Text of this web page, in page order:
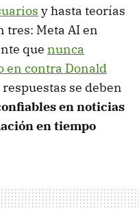
y hasta teorías
tres: Meta AI en
que nunca
en contra Donald
se deben
en noticias
en tiempo